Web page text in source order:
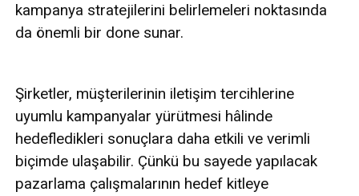
kampanya stratejilerini belirlemeleri noktasında
da önemli bir done sunar.
Şirketler, müşterilerinin iletişim tercihlerine
uyumlu kampanyalar yürütmesi hâlinde
hedefledikleri sonuçlara daha etkili ve verimli
biçimde ulaşabilir. Çünkü bu sayede yapılacak
pazarlama çalışmalarının hedef kitleye